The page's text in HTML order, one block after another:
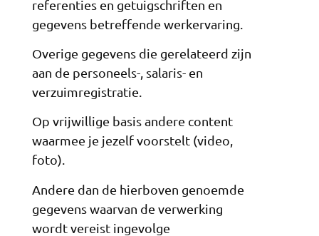
referenties en getuigschriften en
gegevens betreffende werkervaring.
Overige gegevens die gerelateerd zijn
aan de personeels-, salaris- en
verzuimregistratie.
Op vrijwillige basis andere content
waarmee je jezelf voorstelt (video,
foto).
Andere dan de hierboven genoemde
gegevens waarvan de verwerking
wordt vereist ingevolge